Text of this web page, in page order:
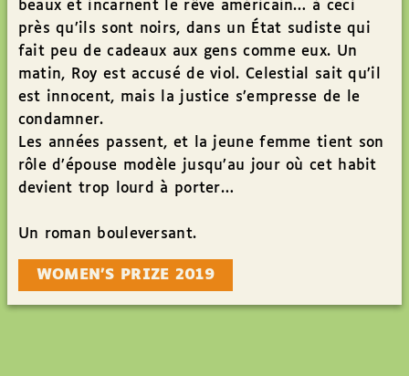
beaux et incarnent le rêve américain… à ceci
près qu’ils sont noirs, dans un État sudiste qui
fait peu de cadeaux aux gens comme eux. Un
matin, Roy est accusé de viol. Celestial sait qu’il
est innocent, mais la justice s’empresse de le
condamner.
Les années passent, et la jeune femme tient son
rôle d’épouse modèle jusqu’au jour où cet habit
devient trop lourd à porter…
Un roman bouleversant.
WOMEN’S PRIZE 2019